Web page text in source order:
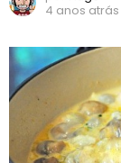
4 anos atrás